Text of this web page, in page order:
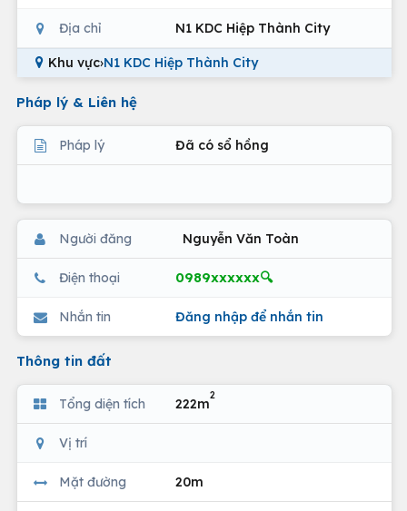
Địa chỉ N1 KDC Hiệp Thành City
Khu vực›N1 KDC Hiệp Thành City
Pháp lý & Liên hệ
Pháp lý Đã có sổ hồng
Người đăng Nguyễn Văn Toàn
Điện thoại 0989xxxxxx🔍
Nhắn tin Đăng nhập để nhắn tin
Thông tin đất
Tổng diện tích 222m
2
Vị trí
Mặt đường 20m